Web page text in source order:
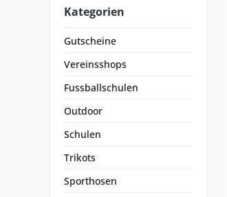
Kategorien
Gutscheine
Vereinsshops
Fussballschulen
Outdoor
Schulen
Trikots
Sporthosen